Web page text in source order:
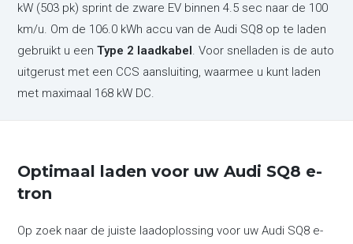
kW (503 pk) sprint de zware EV binnen 4.5 sec naar de 100
km/u. Om de 106.0 kWh accu van de Audi SQ8 op te laden
gebruikt u eenType 2 laadkabel. Voor snelladen is de auto
uitgerust met een CCS aansluiting, waarmee u kunt laden
met maximaal 168 kW DC.
Optimaal laden voor uw Audi SQ8 e-
tron
Op zoek naar de juiste laadoplossing voor uw Audi SQ8 e-